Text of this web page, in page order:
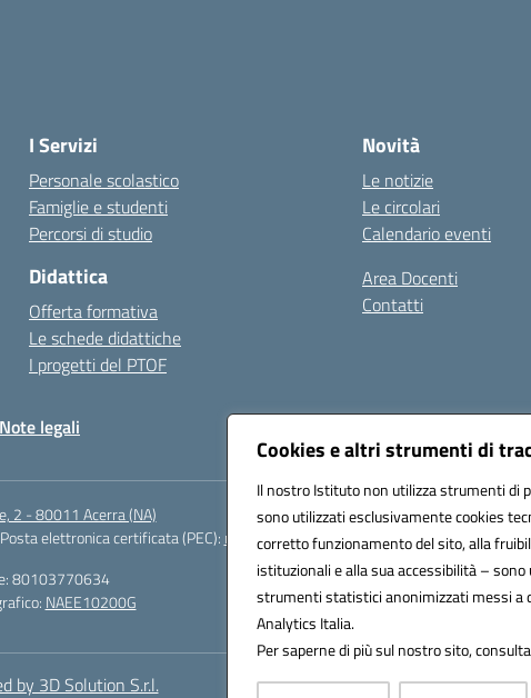
Cookies e altri strumenti di
Il nostro Istituto non utilizza strumenti di
sono utilizzati esclusivamente cookies
corretto funzionamento del sito, alla
istituzionali e alla sua accessibilità –
strumenti statistici anonimizzati messi a
Analytics Italia.
Per saperne di più sul nostro sito,
I Servizi
Personale scolastico
Famiglie e studenti
Percorsi di studio
Didattica
Offerta formativa
Le schede didattiche
I progetti del PTOF
Novità
Le notizie
Le circolari
Calendario eventi
Area Docenti
Contatti
Note legali
2 - 80011 Acerra (NA)
Posta elettronica certificata (PEC): naee10200g@pec.istruzione.it
80103770634
NAEE10200G
by 3D Solution S.r.l.